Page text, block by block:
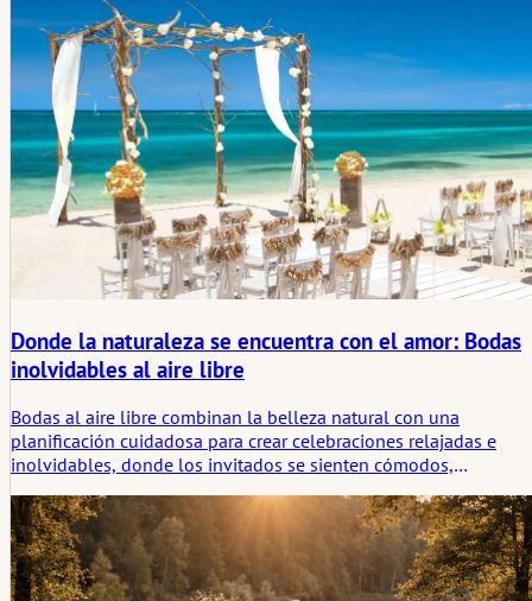
empieza a formarse una atmósfera que los invitados recordarán
más claramente que el propio plan.
Donde la naturaleza se encuentra con el amor: Bodas
inolvidables al aire libre
Bodas al aire libre combinan la belleza natural con una
planificación cuidadosa para crear celebraciones relajadas e
inolvidables, donde los invitados se sienten cómodos,